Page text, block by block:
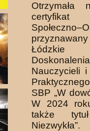
Otrzymała
Łódzkie
Doskonalenia
Nauczycieli i
SBP „W
W 2024
także
Niezwykła”.